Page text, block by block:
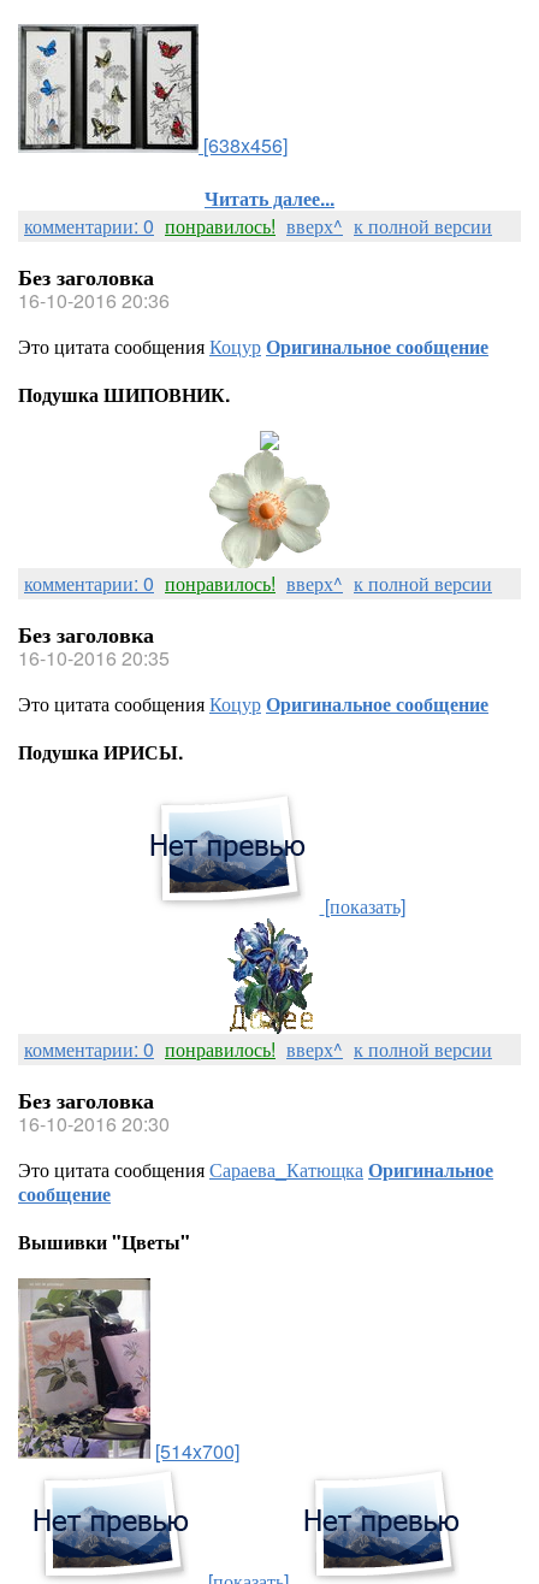
[638x456]
Читать далее...
комментарии: 0 понравилось! вверх^ к полной версии
Без заголовка
16-10-2016 20:36
Это цитата сообщенияКоцурОригинальное сообщение
Подушка ШИПОВНИК.
комментарии: 0 понравилось! вверх^ к полной версии
Без заголовка
16-10-2016 20:35
Это цитата сообщенияКоцурОригинальное сообщение
Подушка ИРИСЫ.
[показать]
комментарии: 0 понравилось! вверх^ к полной версии
Без заголовка
16-10-2016 20:30
Это цитата сообщенияСараева_КатющкаОригинальное
сообщение
Вышивки "Цветы"
[514x700]